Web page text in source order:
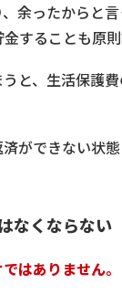
余ったからと
することも原則
と、生活保護
ができない状
なくならない
はありません。